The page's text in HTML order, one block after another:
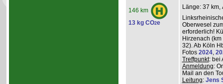
146 km
13 kg CO2e
Länge: 37 km,
Oberwesel
erforderlich!
Hirzenach
32). Ab Köln
Fotos 2024,
Treffpunkt: bei
Anmeldung:
Mail an den
Leitung: Jens